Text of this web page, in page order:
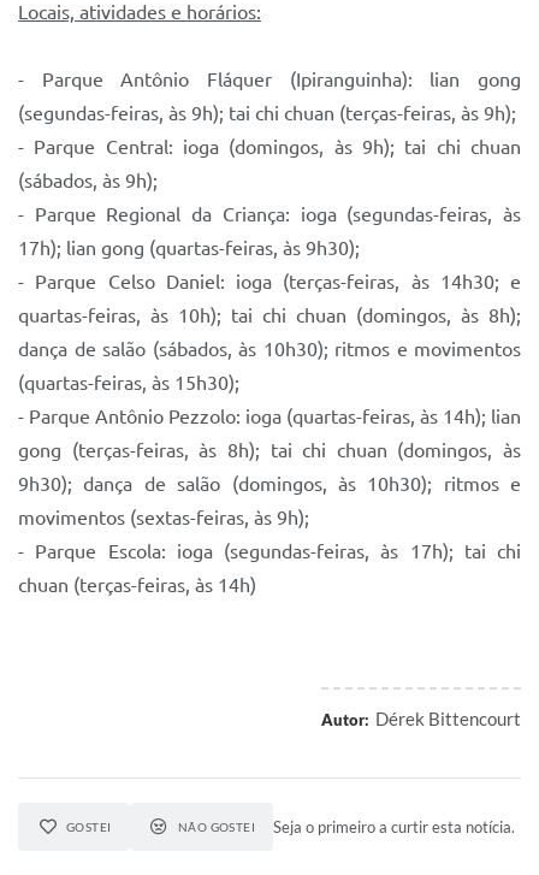
Locais, atividades e horários:
- Parque Antônio Fláquer (Ipiranguinha): lian gong
(segundas-feiras, às 9h); tai chi chuan (terças-feiras, às 9h);
- Parque Central: ioga (domingos, às 9h); tai chi chuan
(sábados, às 9h);
- Parque Regional da Criança: ioga (segundas-feiras, às
17h); lian gong (quartas-feiras, às 9h30);
- Parque Celso Daniel: ioga (terças-feiras, às 14h30; e
quartas-feiras, às 10h); tai chi chuan (domingos, às 8h);
dança de salão (sábados, às 10h30); ritmos e movimentos
(quartas-feiras, às 15h30);
- Parque Antônio Pezzolo: ioga (quartas-feiras, às 14h); lian
gong (terças-feiras, às 8h); tai chi chuan (domingos, às
9h30); dança de salão (domingos, às 10h30); ritmos e
movimentos (sextas-feiras, às 9h);
- Parque Escola: ioga (segundas-feiras, às 17h); tai chi
chuan (terças-feiras, às 14h)
Autor: Dérek Bittencourt
GOSTEI NÃO GOSTEI Seja o primeiro a curtir esta notícia.